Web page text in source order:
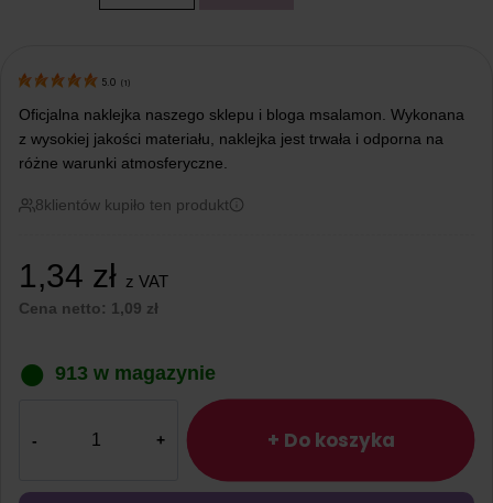
5.0 (1)
Oficjalna naklejka naszego sklepu i bloga msalamon. Wykonana
z wysokiej jakości materiału, naklejka jest trwała i odporna na
różne warunki atmosferyczne.
8klientów kupiło ten produkt
1,34 zł z VAT
Cena netto: 1,09 zł
913 w magazynie
+ Do koszyka